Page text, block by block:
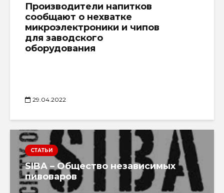
Производители напитков
сообщают о нехватке
микроэлектроники и чипов
для заводского
оборудования
29.04.2022
СТАТЬИ
SIBA – Общество независимых
пивоваров